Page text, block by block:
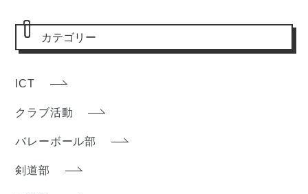
カテゴリー
ICT
クラブ活動
バレーボール部
剣道部